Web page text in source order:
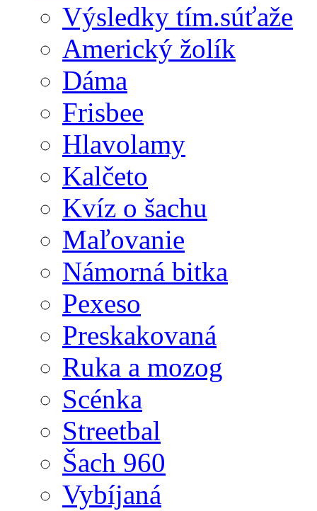
Výsledky tím.súťaže
Americký žolík
Dáma
Frisbee
Hlavolamy
Kalčeto
Kvíz o šachu
Maľovanie
Námorná bitka
Pexeso
Preskakovaná
Ruka a mozog
Scénka
Streetbal
Šach 960
Vybíjaná